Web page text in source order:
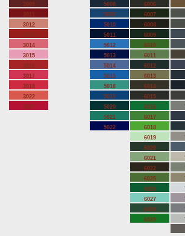
3009 5008 6006
5009 6007
3012 5010 6008
5011 6009
3014 5012 6010
3015 5013 6011
3016 5014 6012
3017 5015 6013
3018 5018 6014
3022 5019 6015
3027 5020 6016
5021 6017
5022 6018
6019
6020
6021
6022
6025
6026
6027
6028
6029